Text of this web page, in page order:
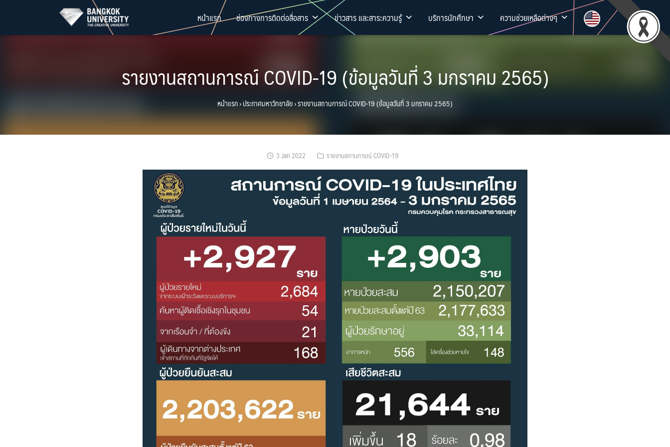
content
หน้าแรก ช่องทางการติดต่อสื่อสาร ข่าวสาร และสาระความรู้ บริการนักศึกษา ความช่วยเหลือต่างๆ
Search
รายงานสถานการณ์ COVID-19 (ข้อมูลวันที่ 3 มกราคม 2565)
หน้าแรก›ประกาศมหาวิทยาลัย›รายงานสถานการณ์ COVID-19 (ข้อมูลวันที่ 3 มกราคม 2565)
3 Jan 2022 รายงานสถานการณ์ COVID-19